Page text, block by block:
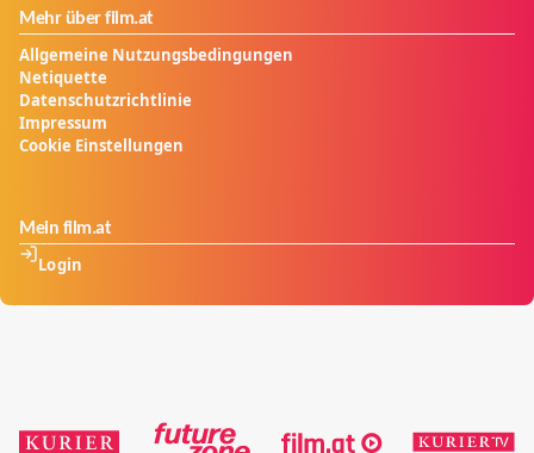
Mehr über film.at
Allgemeine Nutzungsbedingungen
Netiquette
Datenschutzrichtlinie
Impressum
Cookie Einstellungen
Mein film.at
Login